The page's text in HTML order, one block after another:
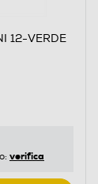
12-VERDE
verifica